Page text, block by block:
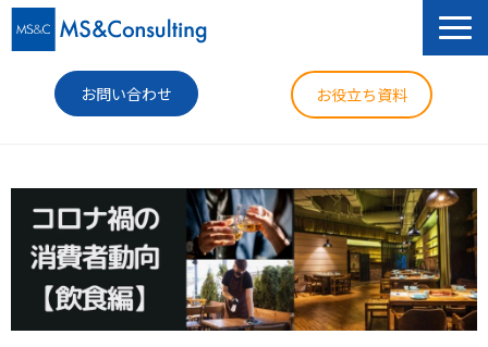
お問い合わせ お役立ち資料
セミナー
導入事例
コラム